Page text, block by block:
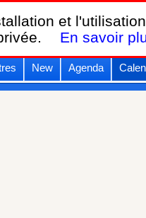
KAM,
festivals de cerfs-volants.
New Agenda
et
En savoir